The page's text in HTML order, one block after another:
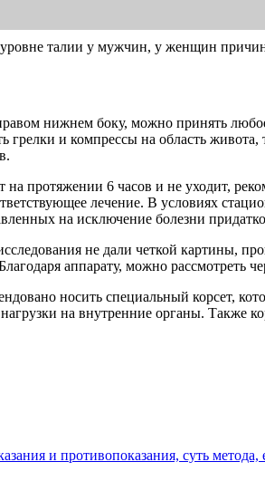
уровне талии у мужчин, у женщин
нижнем боку, можно принять
грелки и компрессы на область
на протяжении 6 часов и не уходит,
лечение. В условиях
на исключение болезни
не дали четкой картины,
аппарату, можно
носить специальный корсет,
на внутренние органы. Также
и противопоказания, суть метода,